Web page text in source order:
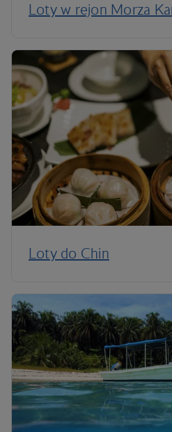
Loty w rejon Morza
Loty do Chin